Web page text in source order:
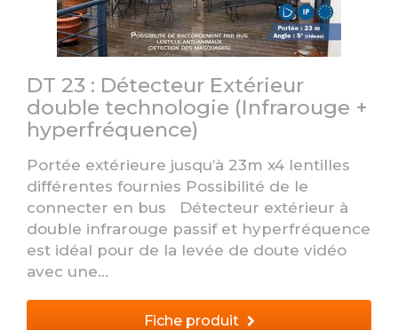
DT 23 : Détecteur Extérieur
double technologie (Infrarouge +
hyperfréquence)
Portée extérieure jusqu’à 23m x4 lentilles
différentes fournies Possibilité de le
connecter en bus Détecteur extérieur à
double infrarouge passif et hyperfréquence
est idéal pour de la levée de doute vidéo
avec une...
Fiche produit